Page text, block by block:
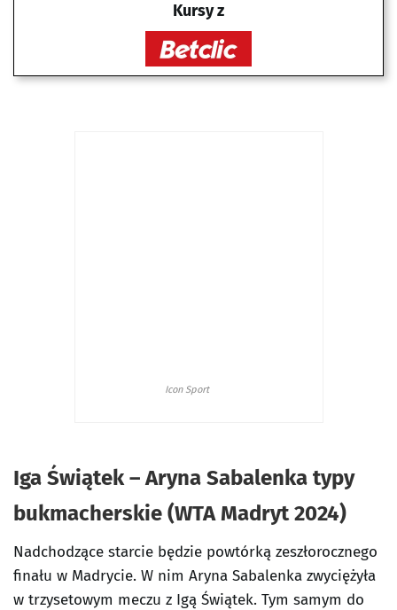
Kursy z
Icon Sport
Iga Świątek – Aryna Sabalenka typy
bukmacherskie (WTA Madryt 2024)
Nadchodzące starcie będzie powtórką zeszłorocznego
finału w Madrycie. W nim Aryna Sabalenka zwyciężyła
w trzysetowym meczu z Igą Świątek. Tym samym do